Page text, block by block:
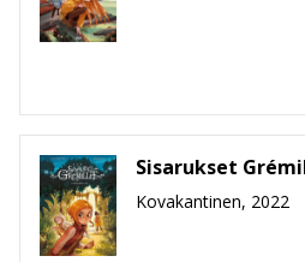
Sisarukset
Kovakantinen, 2022